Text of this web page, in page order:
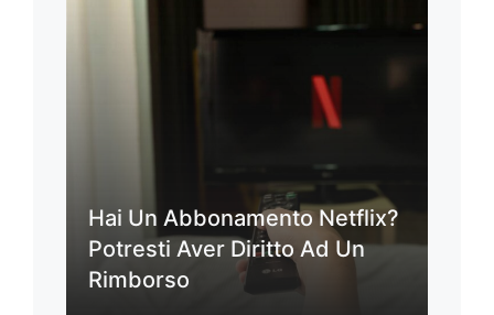
Hai Un Abbonamento Netflix?
Potresti Aver Diritto Ad Un
Rimborso